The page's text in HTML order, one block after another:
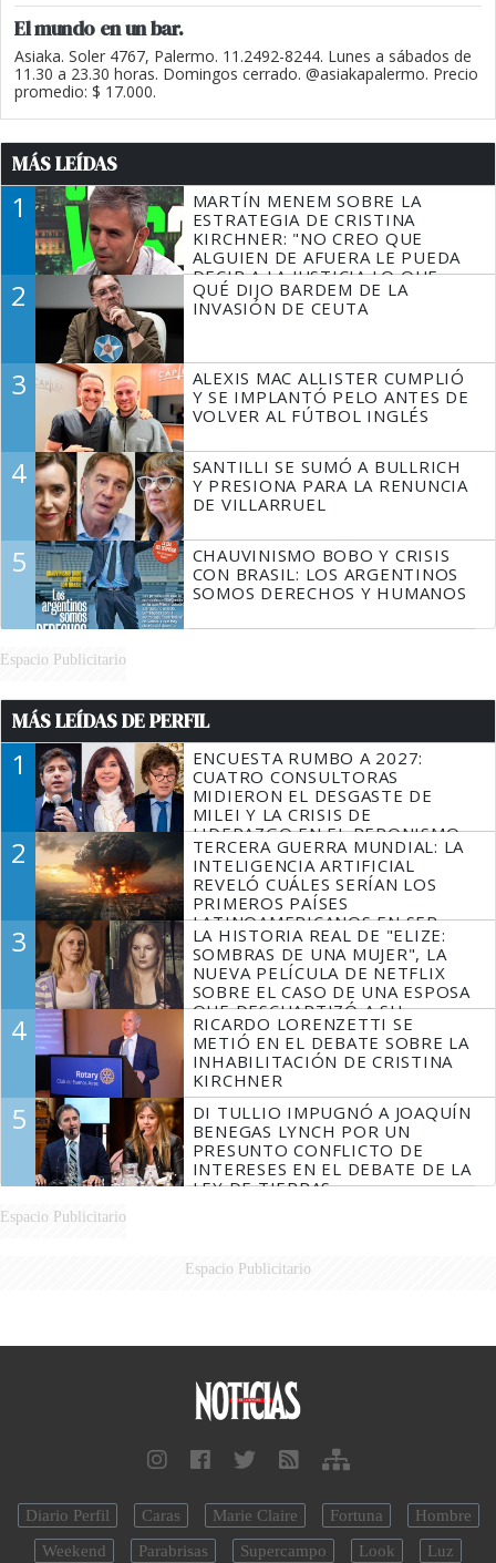
El mundo en un bar.
Asiaka. Soler 4767, Palermo. 11.2492-8244. Lunes a sábados de
11.30 a 23.30 horas. Domingos cerrado. @asiakapalermo. Precio
promedio: $ 17.000.
MÁS LEÍDAS
1
MARTÍN MENEM SOBRE LA
ESTRATEGIA DE CRISTINA
KIRCHNER: "NO CREO QUE
ALGUIEN DE AFUERA LE PUEDA
DECIR A LA JUSTICIA LO QUE
TIENE QUE HACER"
2
QUÉ DIJO BARDEM DE LA
INVASIÓN DE CEUTA
3
ALEXIS MAC ALLISTER CUMPLIÓ
Y SE IMPLANTÓ PELO ANTES DE
VOLVER AL FÚTBOL INGLÉS
4
SANTILLI SE SUMÓ A BULLRICH
Y PRESIONA PARA LA RENUNCIA
DE VILLARRUEL
5
CHAUVINISMO BOBO Y CRISIS
CON BRASIL: LOS ARGENTINOS
SOMOS DERECHOS Y HUMANOS
Espacio Publicitario
MÁS LEÍDAS DE PERFIL
1
ENCUESTA RUMBO A 2027:
CUATRO CONSULTORAS
MIDIERON EL DESGASTE DE
MILEI Y LA CRISIS DE
LIDERAZGO EN EL PERONISMO
2
TERCERA GUERRA MUNDIAL: LA
INTELIGENCIA ARTIFICIAL
REVELÓ CUÁLES SERÍAN LOS
PRIMEROS PAÍSES
LATINOAMERICANOS EN SER
DERROTADOS
3
LA HISTORIA REAL DE "ELIZE:
SOMBRAS DE UNA MUJER", LA
NUEVA PELÍCULA DE NETFLIX
SOBRE EL CASO DE UNA ESPOSA
QUE DESCUARTIZÓ A SU
MARIDO
4
RICARDO LORENZETTI SE
METIÓ EN EL DEBATE SOBRE LA
INHABILITACIÓN DE CRISTINA
KIRCHNER
5
DI TULLIO IMPUGNÓ A JOAQUÍN
BENEGAS LYNCH POR UN
PRESUNTO CONFLICTO DE
INTERESES EN EL DEBATE DE LA
LEY DE TIERRAS
Espacio Publicitario
Espacio Publicitario
Diario Perfil Caras Marie Claire Fortuna
Hombre
Weekend
Parabrisas Supercampo Look Luz